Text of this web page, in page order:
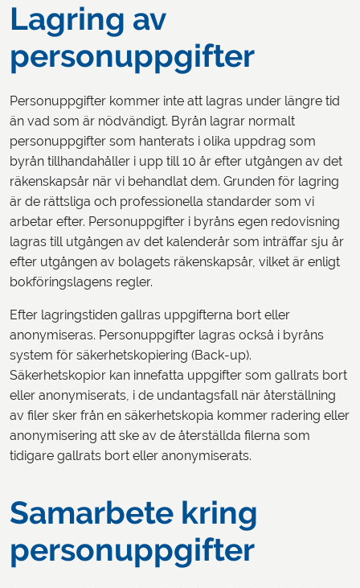
Lagring av
personuppgifter
Personuppgifter kommer inte att lagras under längre tid
än vad som är nödvändigt. Byrån lagrar normalt
personuppgifter som hanterats i olika uppdrag som
byrån tillhandahåller i upp till 10 år efter utgången av det
räkenskapsår när vi behandlat dem. Grunden för lagring
är de rättsliga och professionella standarder som vi
arbetar efter. Personuppgifter i byråns egen redovisning
lagras till utgången av det kalenderår som inträffar sju år
efter utgången av bolagets räkenskapsår, vilket är enligt
bokföringslagens regler.
Efter lagringstiden gallras uppgifterna bort eller
anonymiseras. Personuppgifter lagras också i byråns
system för säkerhetskopiering (Back-up).
Säkerhetskopior kan innefatta uppgifter som gallrats bort
eller anonymiserats, i de undantagsfall när återställning
av filer sker från en säkerhetskopia kommer radering eller
anonymisering att ske av de återställda filerna som
tidigare gallrats bort eller anonymiserats.
Samarbete kring
personuppgifter